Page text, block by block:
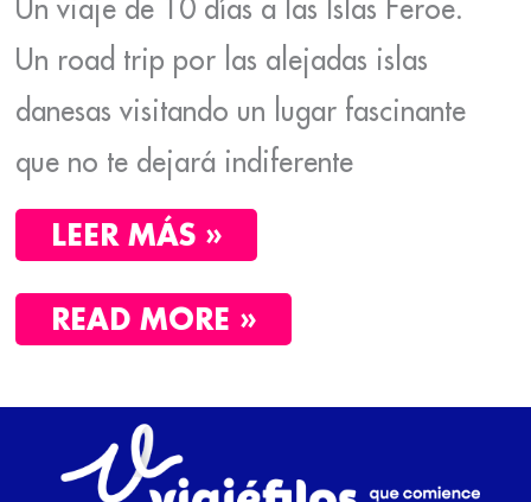
Un viaje de 10 días a las Islas Feroe.
Un road trip por las alejadas islas
danesas visitando un lugar fascinante
que no te dejará indiferente
LEER MÁS »
READ MORE »